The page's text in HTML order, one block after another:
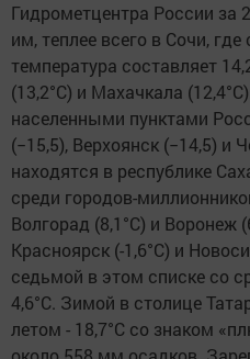
Гидрометцентра России за
им, теплее всего в Сочи, где
температура составляет
(13,2°С) и Махачкала
населенными пунктами
(−15,5), Верхоянск (−14,5) и
находятся в республике
среди городов-
Волгорад (8,1°С) и Воронеж
Красноярск (-1,6°С) и
седьмой в этом списке со
4,6°С. Зимой в столице
летом - 18,7°С со знаком